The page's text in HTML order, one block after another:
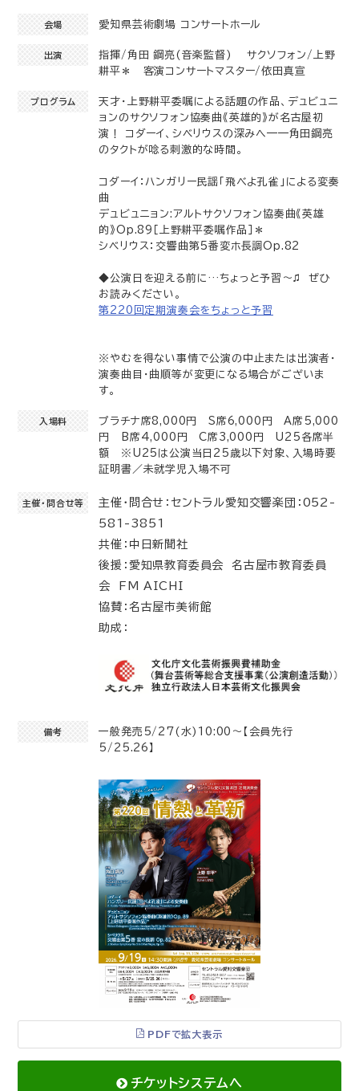
会場 愛知県芸術劇場 コンサートホール
出演
指揮/角田 鋼亮(音楽監督) サクソフォン/上野
耕平＊ 客演コンサートマスター/依田真宣
プログラム
天才・上野耕平委嘱による話題の作品、デュビュニ
ョンのサクソフォン協奏曲《英雄的》が名古屋初
演！ コダーイ、シベリウスの深みへ——角田鋼亮
のタクトが唸る刺激的な時間。
コダーイ：ハンガリー民謡「飛べよ孔雀」による変奏
曲
デュビュニョン:アルトサクソフォン協奏曲《英雄
的》Op.89［上野耕平委嘱作品］＊
シベリウス：交響曲第5番変ホ長調Op.82
◆公演日を迎える前に…ちょっと予習～♫ ぜひ
お読みください。
第220回定期演奏会をちょっと予習
※やむを得ない事情で公演の中止または出演者・
演奏曲目・曲順等が変更になる場合がございま
す。
入場料
プラチナ席8,000円 S席6,000円 A席5,000
円 B席4,000円 C席3,000円 U25各席半
額 ※U25は公演当日25歳以下対象、入場時要
証明書／未就学児入場不可
主催・問合せ等
主催・問合せ：セントラル愛知交響楽団：052-
581-3851
共催：中日新聞社
後援：愛知県教育委員会 名古屋市教育委員
会 FM AICHI
協賛：名古屋市美術館
助成：
備考
一般発売5/27(水)10:00～【会員先行
5/25.26】
PDFで拡大表示
チケットシステムへ